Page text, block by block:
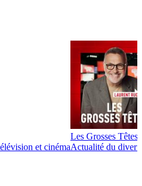
et cinéma
Les Grosses Têtes
Actualité du